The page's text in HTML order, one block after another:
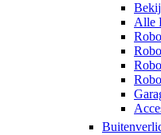
Alle